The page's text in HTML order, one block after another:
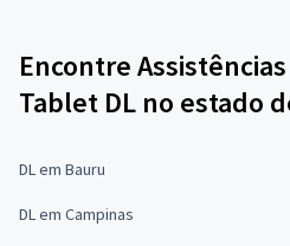
Encontre
Tablet DL no estado
DL em Bauru
DL em Campinas